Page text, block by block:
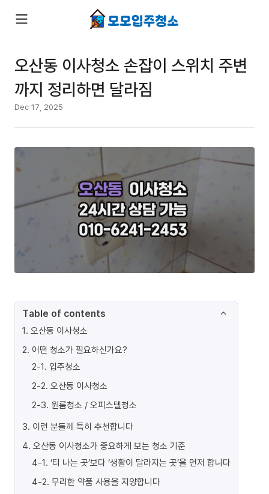
오산동 이사청소 손잡이 스위치 주변
까지 정리하면 달라짐
Dec 17, 2025
Table of contents
1. 오산동 이사청소
2. 어떤 청소가 필요하신가요?
2-1. 입주청소
2-2. 오산동 이사청소
2-3. 원룸청소 / 오피스텔청소
3. 이런 분들께 특히 추천합니다
4. 오산동 이사청소가 중요하게 보는 청소 기준
4-1. ‘티 나는 곳’보다 ‘생활이 달라지는 곳’을 먼저 합니다
4-2. 무리한 약품 사용을 지양합니다